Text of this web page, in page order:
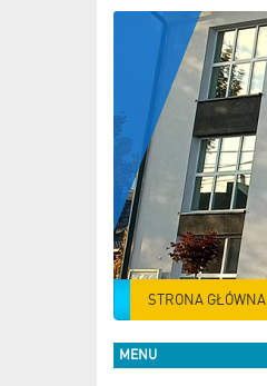
STRONA GŁÓWNA
MENU